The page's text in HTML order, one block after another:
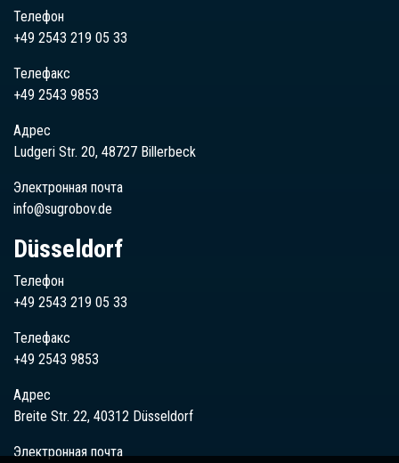
Телефон
+49 2543 219 05 33
Телефакс
+49 2543 9853
Адрес
Ludgeri Str. 20, 48727 Billerbeck
Электронная почта
info@sugrobov.de
Düsseldorf
Телефон
+49 2543 219 05 33
Телефакс
+49 2543 9853
Адрес
Breite Str. 22, 40312 Düsseldorf
Электронная почта